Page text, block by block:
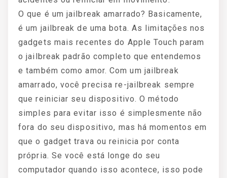
O que é um jailbreak amarrado? Basicamente,
é um jailbreak de uma bota. As limitações nos
gadgets mais recentes do Apple Touch param
o jailbreak padrão completo que entendemos
e também como amor. Com um jailbreak
amarrado, você precisa re-jailbreak sempre
que reiniciar seu dispositivo. O método
simples para evitar isso é simplesmente não
fora do seu dispositivo, mas há momentos em
que o gadget trava ou reinicia por conta
própria. Se você está longe do seu
computador quando isso acontece, isso pode